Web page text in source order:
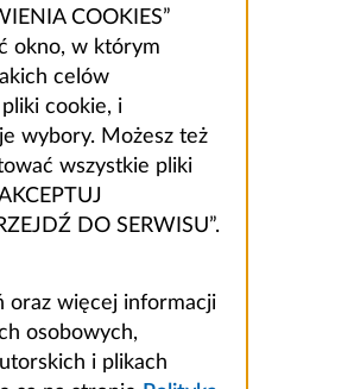
COOKIES”
okno, w którym
celów
cookie, i
wybory. Możesz też
wszystkie pliki
DO SERWISU”.
oraz więcej informacji
osobowych,
i plikach